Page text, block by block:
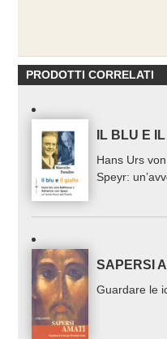
PRODOTTI CORRELATI
IL BLU E
Hans Urs
Speyr:
SAPERSI
Guardare le